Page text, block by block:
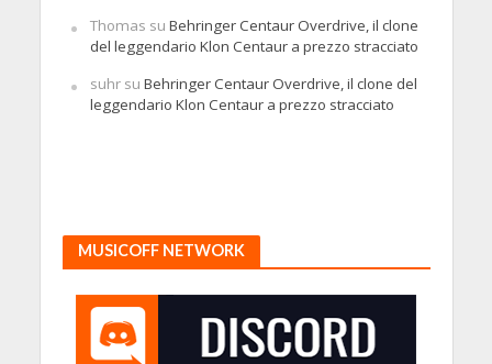
Thomas su Behringer Centaur Overdrive, il clone
del leggendario Klon Centaur a prezzo stracciato
suhrsu Behringer Centaur Overdrive, il clone del
leggendario Klon Centaur a prezzo stracciato
MUSICOFF NETWORK